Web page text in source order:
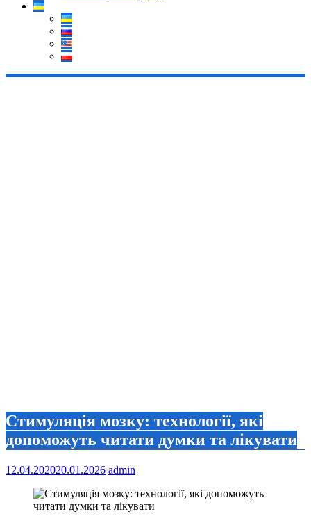
Стимуляція мозку: технології, які
допоможуть читати думки та лікувати
12.04.202020.01.2026 admin